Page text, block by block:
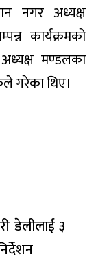
नगर अध्यक्ष
कार्यक्रमको
मण्डलका
गरेका थिए।
डेलीलाई ३